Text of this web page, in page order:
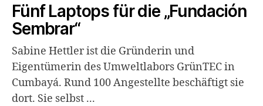
Fünf Laptops für die „Fundación
Sembrar“
Sabine Hettler ist die Gründerin und
Eigentümerin des Umweltlabors GrünTEC in
Cumbayá. Rund 100 Angestellte beschäftigt sie
dort. Sie selbst ...